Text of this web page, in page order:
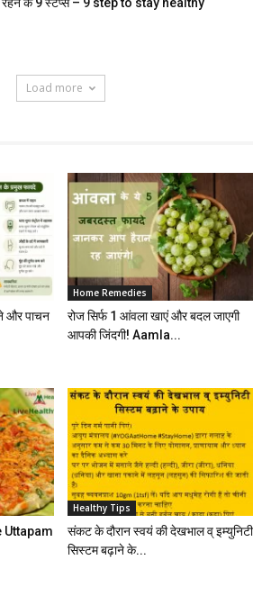
Load more
और पाचन
Home Remedies
रोज सिर्फ 1 आंवला खाएं और बदल जाएगी
आपकी जिंदगी! Aamla...
Uttapam
Healthy Tips
संकट के दौरान स्वयं की देखभाल व् इम्युनिटी
सिस्टम बढ़ाने के...